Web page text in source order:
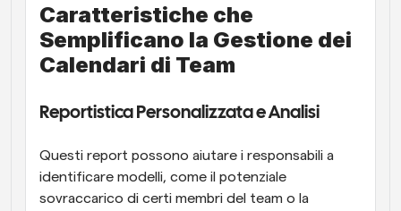
Caratteristiche che
Semplificano la Gestione dei
Calendari di Team
Reportistica Personalizzata e Analisi
Questi report possono aiutare i responsabili a
identificare modelli, come il potenziale
sovraccarico di certi membri del team o la